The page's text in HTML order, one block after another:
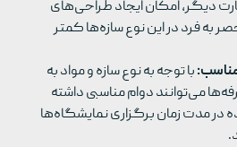
دیگر، امکان ایجاد طراحی‌های
به فرد در این نوع سازه‌ها کمتر
با توجه به نوع سازه و مواد به
می‌توانند دوام مناسبی داشته
در مدت زمان برگزاری نمایشگاه‌ها